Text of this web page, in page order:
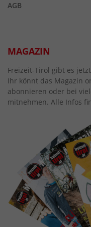
AGB
MAGAZIN
Freizeit-Tirol gibt es
Ihr könnt das Magazin
abonnieren oder bei
mitnehmen. Alle Infos